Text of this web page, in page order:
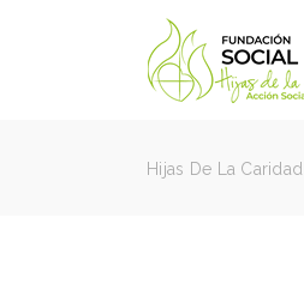
Hijas De La Caridad